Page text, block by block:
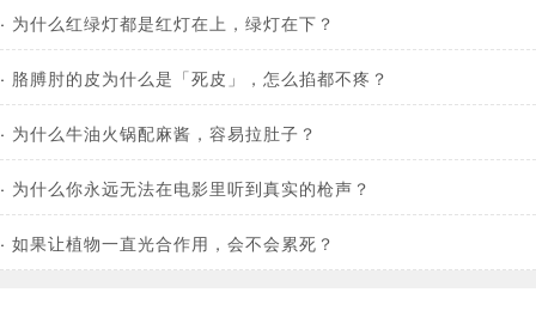
· 为什么红绿灯都是红灯在上，绿灯在下？
· 胳膊肘的皮为什么是「死皮」，怎么掐都不疼？
· 为什么牛油火锅配麻酱，容易拉肚子？
· 为什么你永远无法在电影里听到真实的枪声？
· 如果让植物一直光合作用，会不会累死？